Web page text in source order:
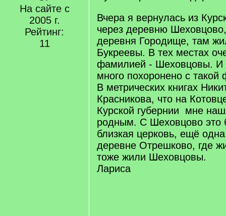
На сайте с
2005 г.
Рейтинг:
11
Вчера я вернулась из
через деревню
деревня Городище, там
Букреевы. В тех местах
фамилией - Шеховцовы. И
много похоронено с
В метрических книгах
Красникова, что на
Курской губернии мне
родным. С Шеховцово это
близкая церковь, ещё
деревне Отрешково, где
тоже жили Шеховцовы.
Лариса